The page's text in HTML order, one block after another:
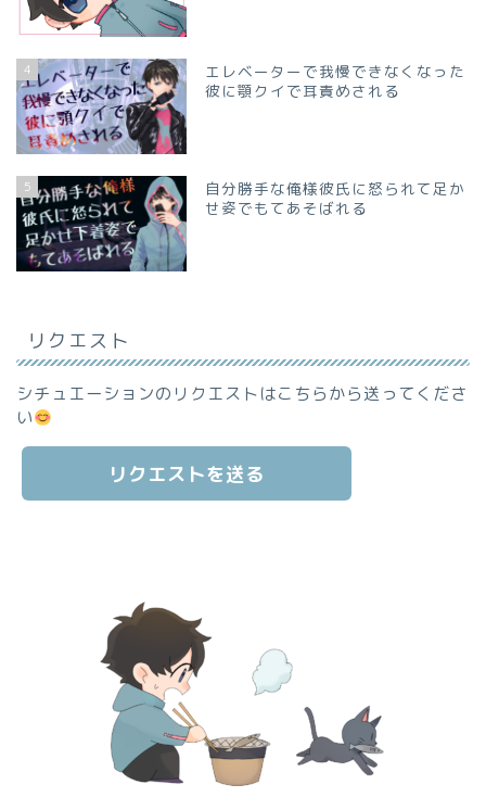
4
エレベーターで我慢できなくなった
彼に顎クイで耳責めされる
5
自分勝手な俺様彼氏に怒られて足か
せ姿でもてあそばれる
リクエスト
シチュエーションのリクエストはこちらから送ってくださ
い
リクエストを送る